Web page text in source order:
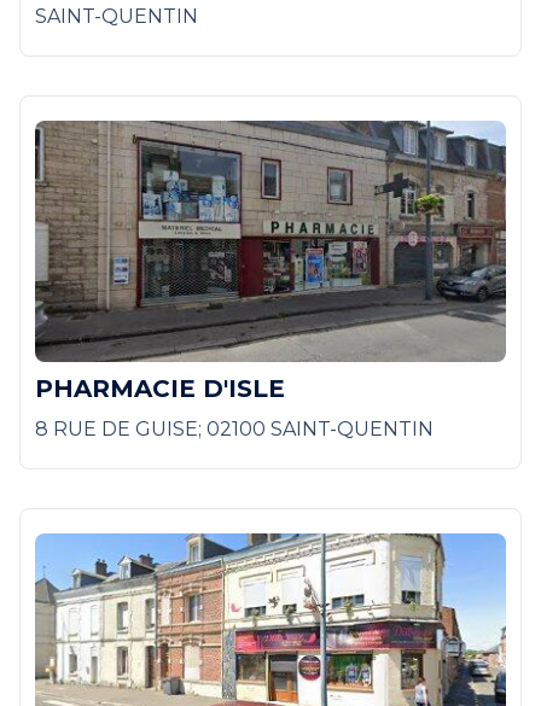
SAINT-QUENTIN
PHARMACIE D'ISLE
8 RUE DE GUISE; 02100 SAINT-QUENTIN